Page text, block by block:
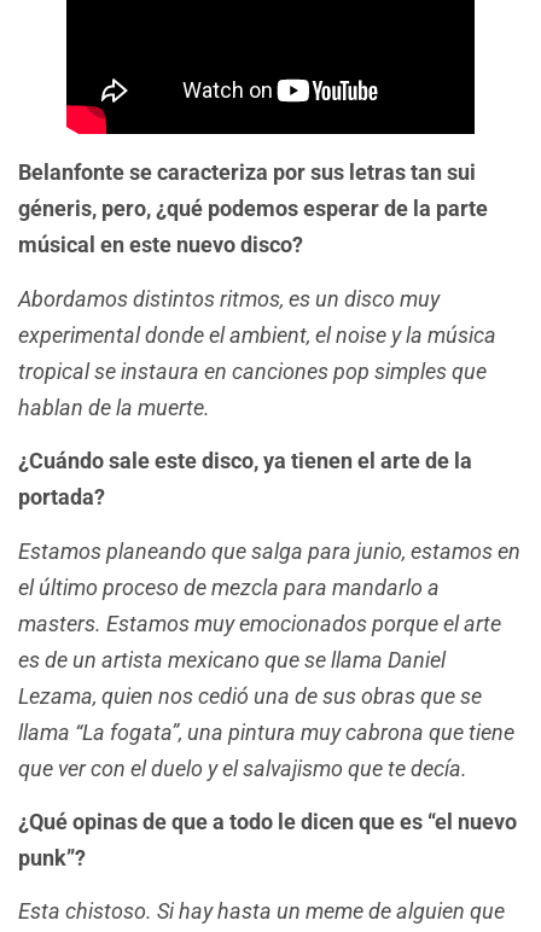
Belanfonte se caracteriza por sus letras tan sui
géneris, pero, ¿qué podemos esperar de la parte
músical en este nuevo disco?
Abordamos distintos ritmos, es un disco muy
experimental donde el ambient, el noise y la música
tropical se instaura en canciones pop simples que
hablan de la muerte.
¿Cuándo sale este disco, ya tienen el arte de la
portada?
Estamos planeando que salga para junio, estamos en
el último proceso de mezcla para mandarlo a
masters. Estamos muy emocionados porque el arte
es de un artista mexicano que se llama Daniel
Lezama, quien nos cedió una de sus obras que se
llama “La fogata”, una pintura muy cabrona que tiene
que ver con el duelo y el salvajismo que te decía.
¿Qué opinas de que a todo le dicen que es “el nuevo
punk”?
Esta chistoso. Si hay hasta un meme de alguien que